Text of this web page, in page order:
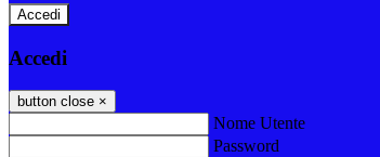
Accedi
Accedi
button close ×
Nome Utente
Password